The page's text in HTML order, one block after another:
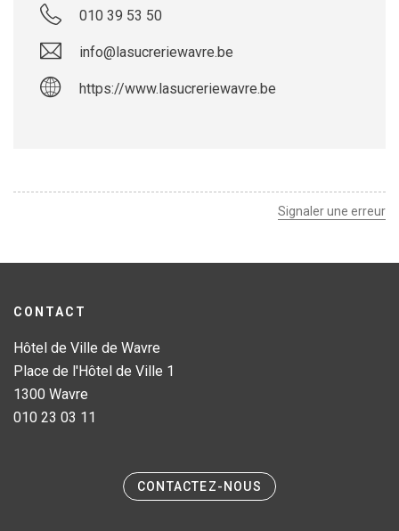
010 39 53 50
info@lasucreriewavre.be
https://www.lasucreriewavre.be
Signaler une erreur
CONTACT
Hôtel de Ville de Wavre
Place de l'Hôtel de Ville 1
1300 Wavre
010 23 03 11
CONTACTEZ-NOUS